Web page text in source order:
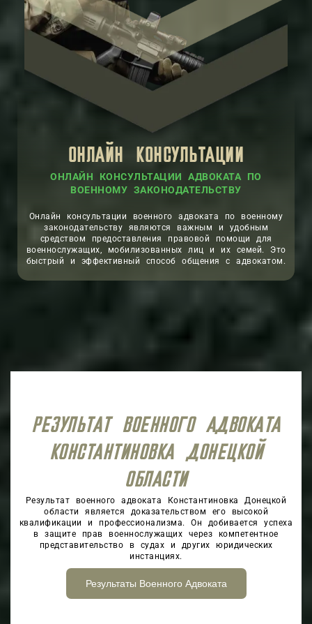
ОНЛАЙН КОНСУЛЬТАЦИИ
ОНЛАЙН КОНСУЛЬТАЦИИ АДВОКАТА ПО
ВОЕННОМУ ЗАКОНОДАТЕЛЬСТВУ
Онлайн консультации военного адвоката по военному
законодательству являются важным и удобным
средством предоставления правовой помощи для
военнослужащих, мобилизованных лиц и их семей. Это
быстрый и эффективный способ общения с адвокатом.
РЕЗУЛЬТАТ ВОЕННОГО АДВОКАТА
КОНСТАНТИНОВКА ДОНЕЦКОЙ
ОБЛАСТИ
Результат военного адвоката Константиновка Донецкой
области является доказательством его высокой
квалификации и профессионализма. Он добивается успеха
в защите прав военнослужащих через компетентное
представительство в судах и других юридических
инстанциях.
Результаты Военного Адвоката